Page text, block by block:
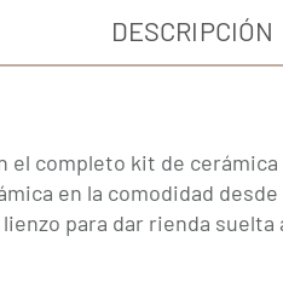
DESCRIPCIÓN
el completo kit de
en la comodidad
para dar rienda